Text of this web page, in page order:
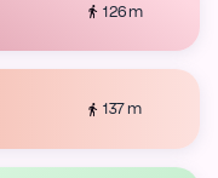
126 m
137 m